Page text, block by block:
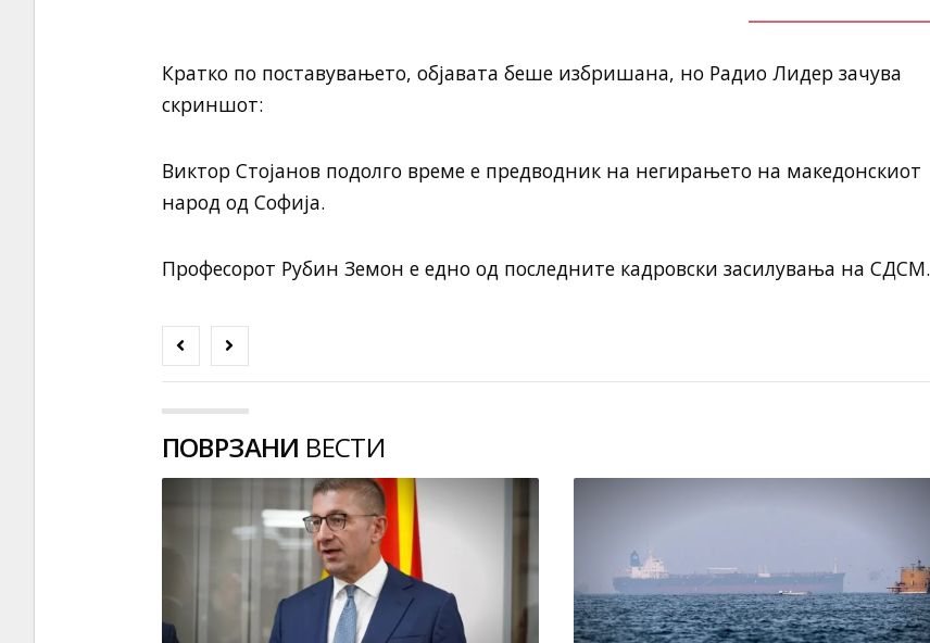
Кратко по поставувањето, објавата беше избришана, но Радио Лидер зачува
скриншот:
Виктор Стојанов подолго време е предводник на негирањето на македонскиот
народ од Софија.
Професорот Рубин Земон е едно од последните кадровски засилувања на СДСМ.
ПОВРЗАНИ ВЕСТИ